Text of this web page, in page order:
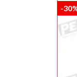
-